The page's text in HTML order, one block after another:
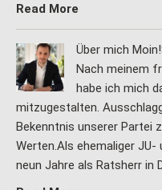
Read More
Über mich
Nach meinem
habe ich mich
mitzugestalten.
Bekenntnis unserer Partei
Werten.Als ehemaliger JU-
neun Jahre als Ratsherr in